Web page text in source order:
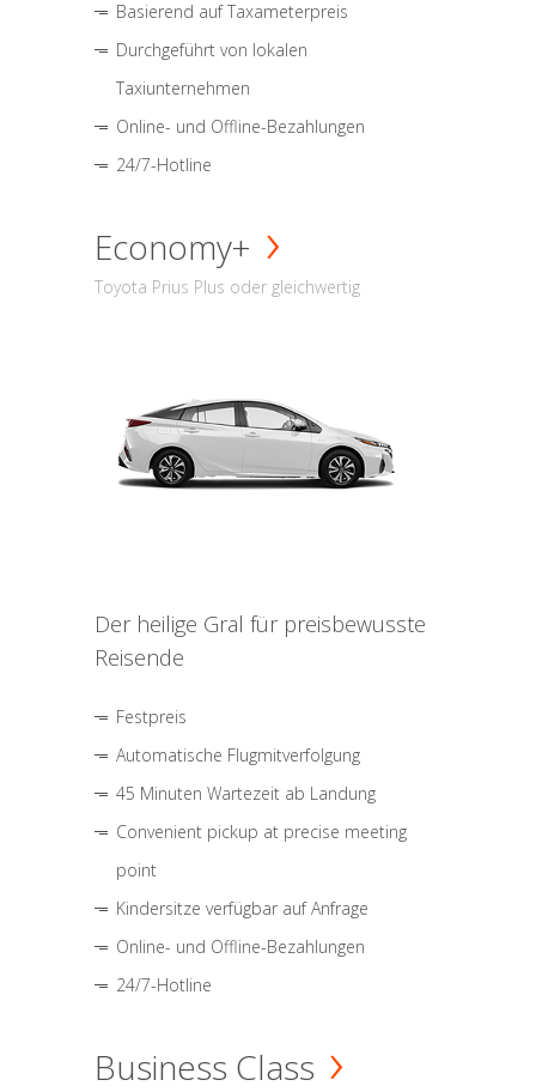
Basierend auf Taxameterpreis
Durchgeführt von lokalen
Taxiunternehmen
Online- und Offline-Bezahlungen
24/7-Hotline
Economy+
Toyota Prius Plus oder gleichwertig
Der heilige Gral für preisbewusste
Reisende
Festpreis
Automatische Flugmitverfolgung
45 Minuten Wartezeit ab Landung
Convenient pickup at precise meeting
point
Kindersitze verfügbar auf Anfrage
Online- und Offline-Bezahlungen
24/7-Hotline
Business Class